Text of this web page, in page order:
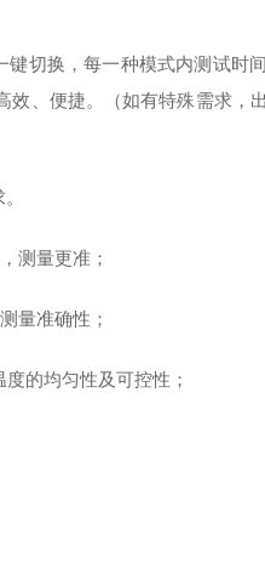
切换，每一种模式内测试时
、便捷。（如有特殊需求，
测量更准；
量准确性；
的均匀性及可控性；